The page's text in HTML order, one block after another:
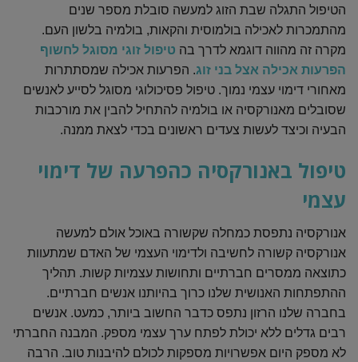
הטיפול התגלה שבת הזוג למעשה סובלת מספר שנים
מהתמכרות לאכילה בולמוסית והקאות, בולמיה בלשון העם.
מקרה זה מהווה דוגמא לדרך בה טיפול זוגי מסוגל לחשוף
הפרעות אכילה אצל בני זוג. הפרעות אכילה שמסתתרות
מאחורי דימוי עצמי נמוך. טיפול פסיכולוגי מסוגל לסייע לאנשים
שסובלים מאנורקסיה או בולמיה להתחיל להבין את מורכבות
הבעיה וכיצד לעשות צעדים ראשונים בכדי לצאת ממנה.
טיפול באנורקסיה כהפרעה של דימוי
עצמי
אנורקסיה נתפסת כמחלה שקשורה באוכל אולם למעשה
אנורקסיה קשורה לחשיבה ולדימוי העצמי של האדם שמתעוות
כתוצאה ממסרים חברתיים ותחושות עצמיות קשות. תהליך
ההתפתחות האנושית שלנו כרוך בהיותנו אנשים חברתיים.
בחברה שלנו הרזון נתפס כדבר החשוב ביותר, כמעט. אנשים
רבים גדלים ללא יכולת לפתח ערך עצמי מספק. המבנה החברתי
לא מספק היום אפשרויות מספקות לכולם להיבנות טוב. הרבה